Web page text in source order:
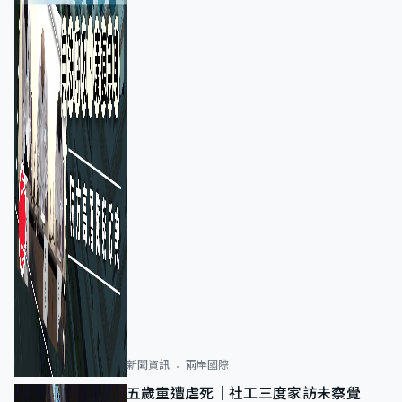
新聞資訊 兩岸國際
五歲童遭虐死｜社工三度家訪未察覺